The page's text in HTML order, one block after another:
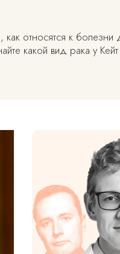
относятся к болезни
какой вид рака у